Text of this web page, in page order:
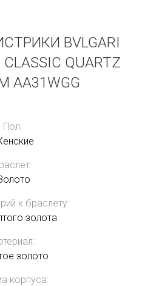
BVLGARI
QUARTZ
AA31WGG
Пол:
к браслету:
золота
золото
корпуса: